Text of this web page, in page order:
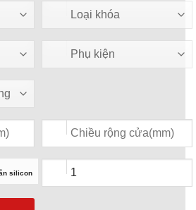
silicon